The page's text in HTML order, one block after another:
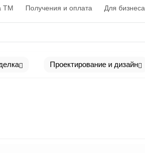
ТМ Получения и оплата Для бизнеса
Проектирование и дизайн